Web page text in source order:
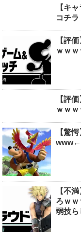
【キ
コチ
【評
ｗｗｗ
【評
ｗｗｗ
【驚
www←
【不
ろｗ
弱技ら